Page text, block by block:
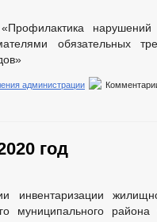
обязательных
администрации
год
инвентаризации
муниципального